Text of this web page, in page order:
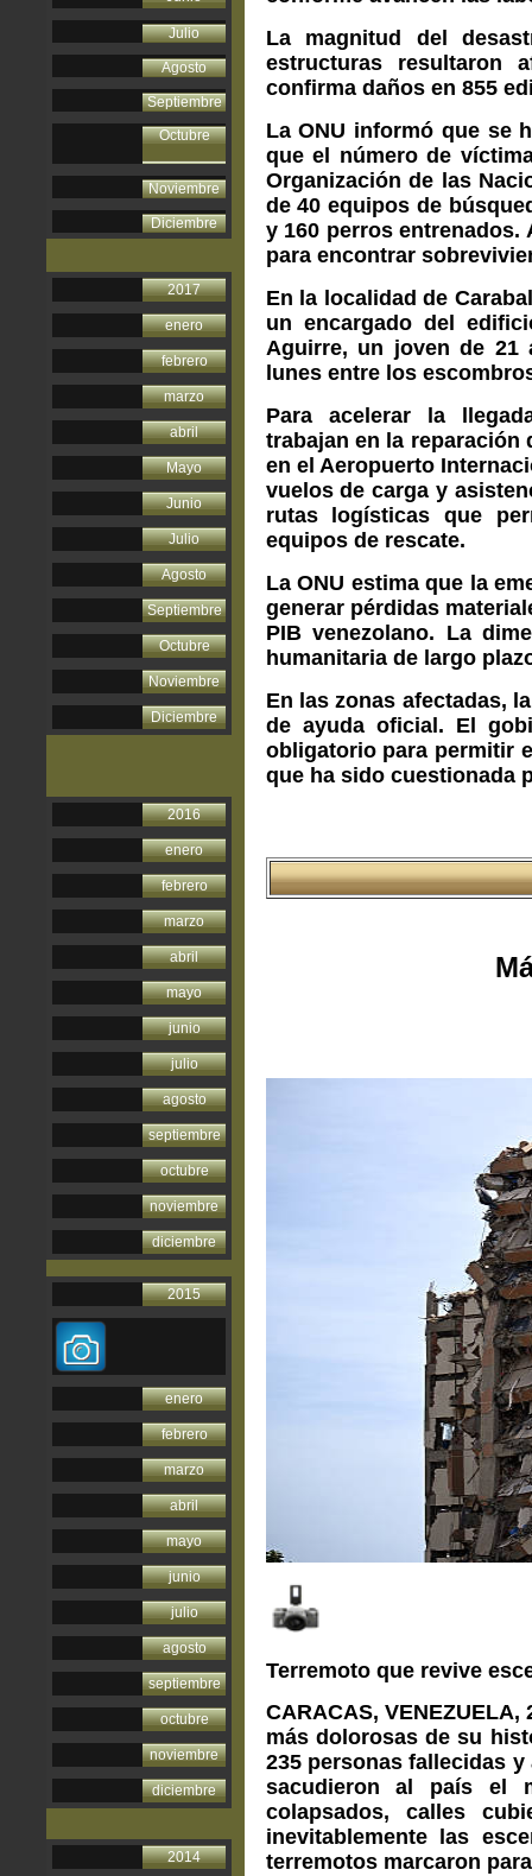
Julio
Agosto
Septiembre
Octubre
Noviembre
Diciembre
2017
enero
febrero
marzo
abril
Mayo
Junio
Julio
Agosto
Septiembre
Octubre
Noviembre
Diciembre
2016
enero
febrero
marzo
abril
mayo
junio
julio
agosto
septiembre
octubre
noviembre
diciembre
2015
enero
febrero
marzo
abril
mayo
junio
julio
agosto
septiembre
octubre
noviembre
diciembre
2014
La magnitud del
estructuras resultaron
confirma daños en 855
La ONU informó que se
que el número de
Organización de las
de 40 equipos de
y 160 perros entrenados.
para encontrar
En la localidad de
un encargado del
Aguirre, un joven de 21
lunes entre los
Para acelerar la
trabajan en la reparación
en el Aeropuerto
vuelos de carga y
rutas logísticas que
equipos de rescate.
La ONU estima que la
generar pérdidas
PIB venezolano. La
humanitaria de largo
En las zonas afectadas,
de ayuda oficial. El
obligatorio para permitir
que ha sido cuestionada
Terremoto que revive
CARACAS,
más dolorosas de su
235 personas fallecidas
sacudieron al país el
colapsados, calles
inevitablemente las
terremotos marcaron